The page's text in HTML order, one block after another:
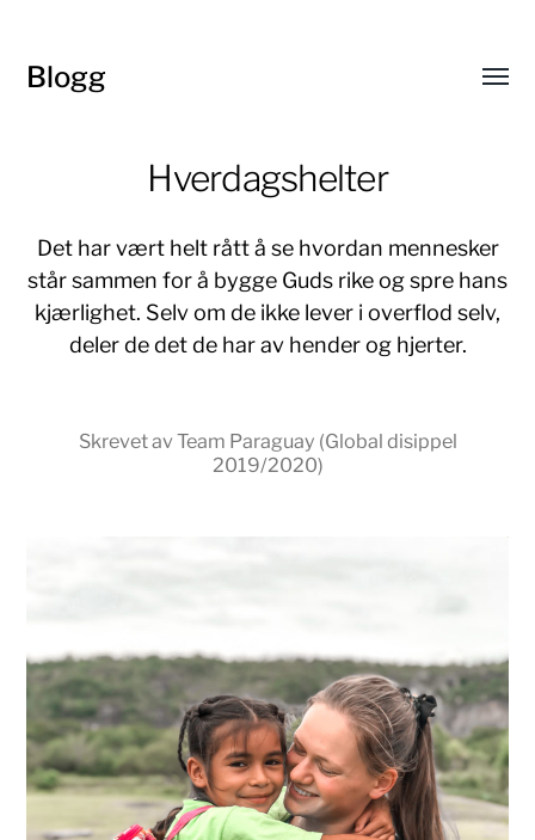
Blogg
Hverdagshelter
Det har vært helt rått å se hvordan mennesker
står sammen for å bygge Guds rike og spre hans
kjærlighet. Selv om de ikke lever i overflod selv,
deler de det de har av hender og hjerter.
Skrevet av Team Paraguay (Global disippel
2019/2020)